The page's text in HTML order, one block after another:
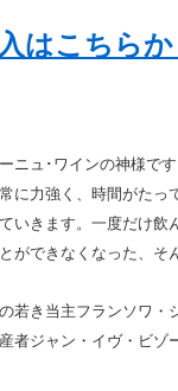
はこちら
ニュ･ワインの神様で
に力強く、時間がたっ
いきます。一度だけ飲
できなくなった、そ
若き当主フランソワ・
者ジャン・イヴ・ビゾ